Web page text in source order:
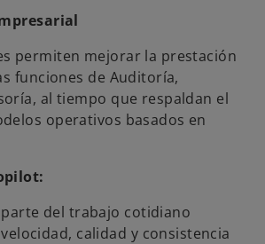
permiten mejorar la prestación
funciones de Auditoría,
al tiempo que respaldan el
operativos basados en
parte del trabajo cotidiano
calidad y consistencia